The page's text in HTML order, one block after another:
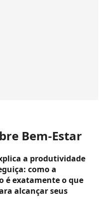
Bem-Estar
a produtividade
como a
é exatamente o que
alcançar seus